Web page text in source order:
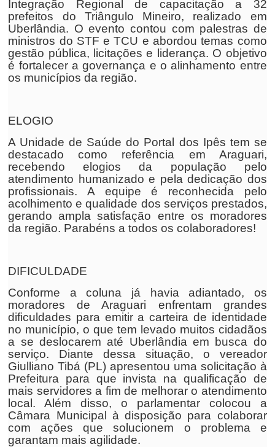
Integração Regional de capacitação a 32
prefeitos do Triângulo Mineiro, realizado em
Uberlândia. O evento contou com palestras de
ministros do STF e TCU e abordou temas como
gestão pública, licitações e liderança. O objetivo
é fortalecer a governança e o alinhamento entre
os municípios da região.
ELOGIO
A Unidade de Saúde do Portal dos Ipês tem se
destacado como referência em Araguari,
recebendo elogios da população pelo
atendimento humanizado e pela dedicação dos
profissionais. A equipe é reconhecida pelo
acolhimento e qualidade dos serviços prestados,
gerando ampla satisfação entre os moradores
da região. Parabéns a todos os colaboradores!
DIFICULDADE
Conforme a coluna já havia adiantado, os
moradores de Araguari enfrentam grandes
dificuldades para emitir a carteira de identidade
no município, o que tem levado muitos cidadãos
a se deslocarem até Uberlândia em busca do
serviço. Diante dessa situação, o vereador
Giulliano Tibá (PL) apresentou uma solicitação à
Prefeitura para que invista na qualificação de
mais servidores a fim de melhorar o atendimento
local. Além disso, o parlamentar colocou a
Câmara Municipal à disposição para colaborar
com ações que solucionem o problema e
garantam mais agilidade.